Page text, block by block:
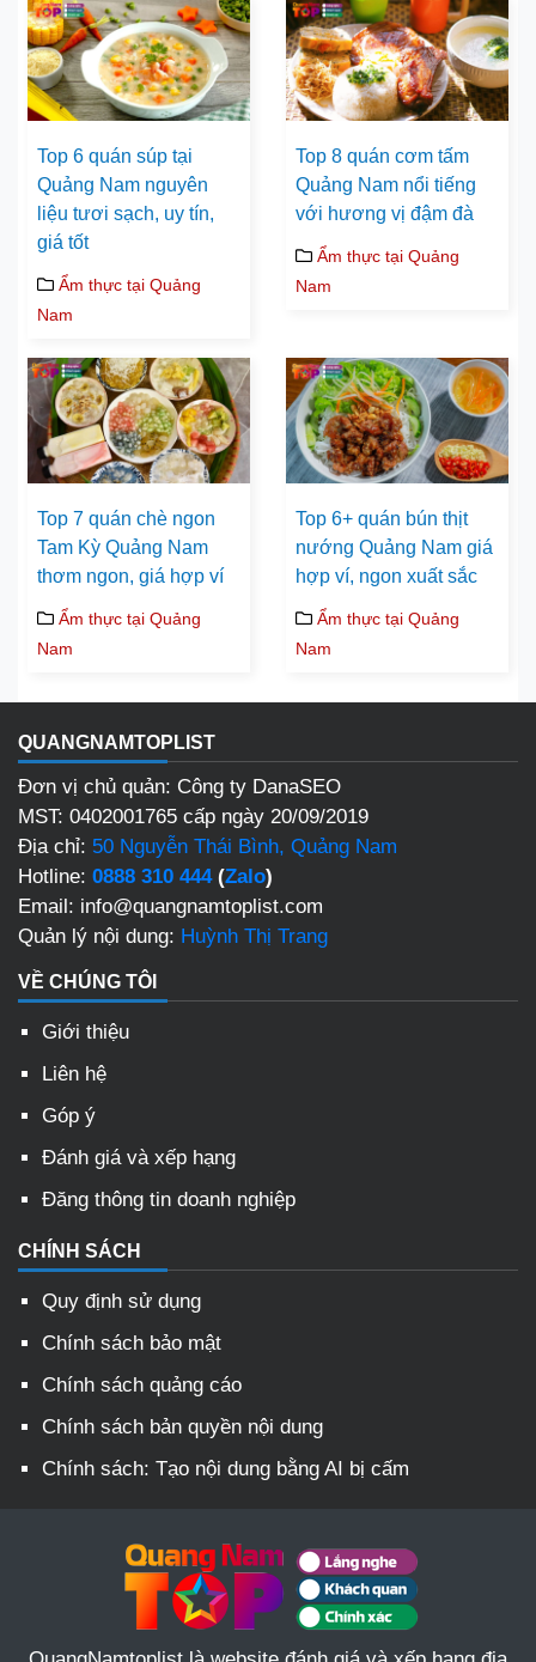
Top 6 quán súp tại
Quảng Nam nguyên
liệu tươi sạch, uy tín,
giá tốt
Ẩm thực tại Quảng
Nam
Top 8 quán cơm tấm
Quảng Nam nổi tiếng
với hương vị đậm đà
Ẩm thực tại Quảng
Nam
Top 7 quán chè ngon
Tam Kỳ Quảng Nam
thơm ngon, giá hợp ví
Ẩm thực tại Quảng
Nam
Top 6+ quán bún thịt
nướng Quảng Nam giá
hợp ví, ngon xuất sắc
Ẩm thực tại Quảng
Nam
QUANGNAMTOPLIST
Đơn vị chủ quản: Công ty DanaSEO
MST: 0402001765 cấp ngày 20/09/2019
Địa chỉ: 50 Nguyễn Thái Bình, Quảng Nam
Hotline: 0888 310 444(Zalo)
Email: info@quangnamtoplist.com
Quản lý nội dung: Huỳnh Thị Trang
VỀ CHÚNG TÔI
Giới thiệu
Liên hệ
Góp ý
Đánh giá và xếp hạng
Đăng thông tin doanh nghiệp
CHÍNH SÁCH
Quy định sử dụng
Chính sách bảo mật
Chính sách quảng cáo
Chính sách bản quyền nội dung
Chính sách: Tạo nội dung bằng AI bị cấm